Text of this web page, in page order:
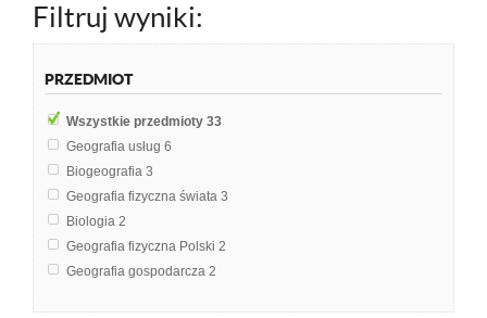
Filtruj wyniki:
PRZEDMIOT
Wszystkie przedmioty 33
Geografia usług 6
Biogeografia 3
Geografia fizyczna świata 3
Biologia 2
Geografia fizyczna Polski 2
Geografia gospodarcza 2